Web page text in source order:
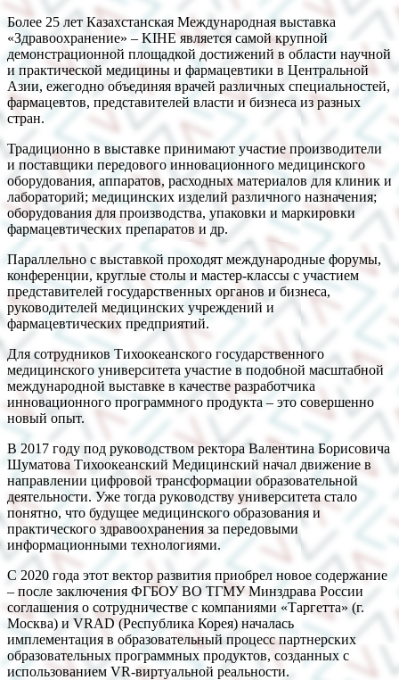
Более 25 лет Казахстанская Международная выставка
«Здравоохранение» – KIHE является самой крупной
демонстрационной площадкой достижений в области научной
и практической медицины и фармацевтики в Центральной
Азии, ежегодно объединяя врачей различных специальностей,
фармацевтов, представителей власти и бизнеса из разных
стран.
Традиционно в выставке принимают участие производители
и поставщики передового инновационного медицинского
оборудования, аппаратов, расходных материалов для клиник и
лабораторий; медицинских изделий различного назначения;
оборудования для производства, упаковки и маркировки
фармацевтических препаратов и др.
Параллельно с выставкой проходят международные форумы,
конференции, круглые столы и мастер-классы с участием
представителей государственных органов и бизнеса,
руководителей медицинских учреждений и
фармацевтических предприятий.
Для сотрудников Тихоокеанского государственного
медицинского университета участие в подобной масштабной
международной выставке в качестве разработчика
инновационного программного продукта – это совершенно
новый опыт.
В 2017 году под руководством ректора Валентина Борисовича
Шуматова Тихоокеанский Медицинский начал движение в
направлении цифровой трансформации образовательной
деятельности. Уже тогда руководству университета стало
понятно, что будущее медицинского образования и
практического здравоохранения за передовыми
информационными технологиями.
С 2020 года этот вектор развития приобрел новое содержание
– после заключения ФГБОУ ВО ТГМУ Минздрава России
соглашения о сотрудничестве с компаниями «Таргетта» (г.
Москва) и VRAD (Республика Корея) началась
имплементация в образовательный процесс партнерских
образовательных программных продуктов, созданных с
использованием VR-виртуальной реальности.